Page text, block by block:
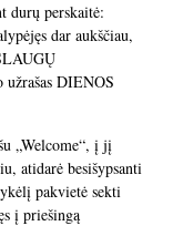
durų perskaitė:
dar aukščiau,
DIENOS
„Welcome“, į jį
atidarė besišypsanti
pakvietė sekti
į priešingą